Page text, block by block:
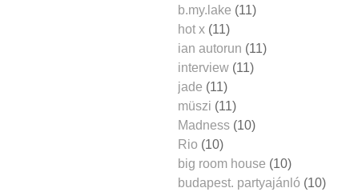
b.my.lake (11)
hot x (11)
ian autorun (11)
interview (11)
jade (11)
müszi (11)
Madness (10)
Rio (10)
big room house (10)
budapest. partyajánló (10)